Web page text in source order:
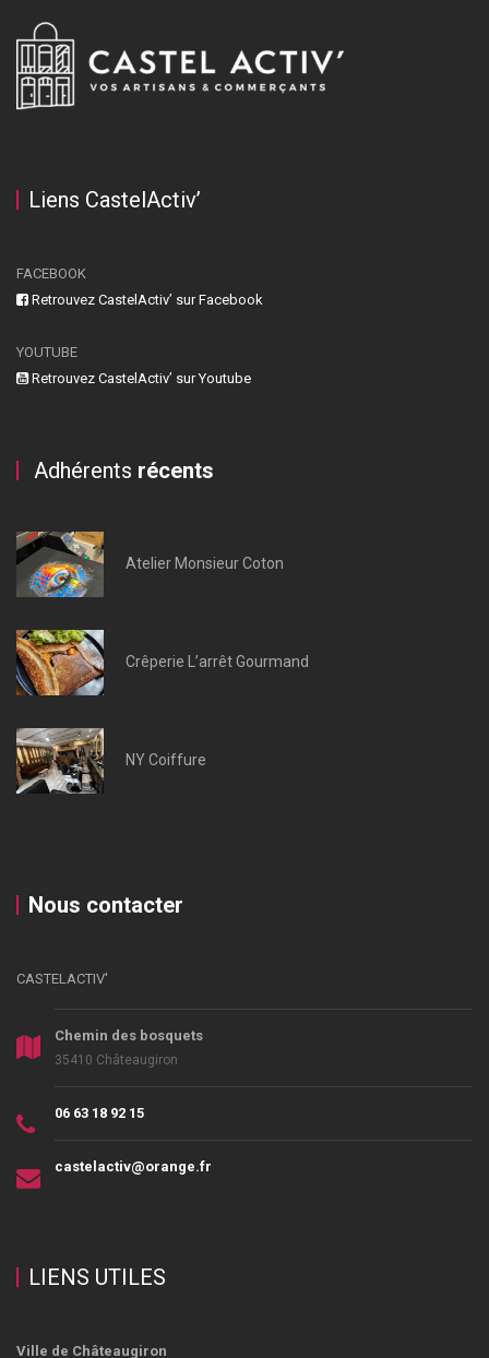
Liens CastelActiv’
FACEBOOK
Retrouvez CastelActiv’ sur Facebook
YOUTUBE
Retrouvez CastelActiv’ sur Youtube
Adhérents récents
Atelier Monsieur Coton
Crêperie L’arrêt Gourmand
NY Coiffure
Nous contacter
CASTELACTIV'
Chemin des bosquets
35410 Châteaugiron
06 63 18 92 15
castelactiv@orange.fr
LIENS UTILES
Ville de Châteaugiron